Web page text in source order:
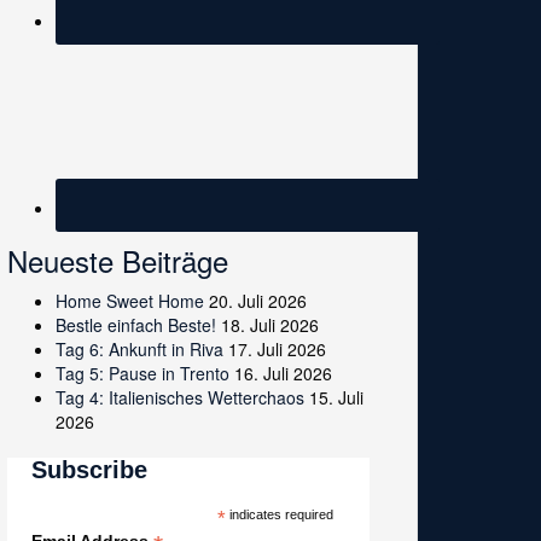
Neueste Beiträge
Home Sweet Home 20. Juli 2026
Bestle einfach Beste! 18. Juli 2026
Tag 6: Ankunft in Riva 17. Juli 2026
Tag 5: Pause in Trento 16. Juli 2026
Tag 4: Italienisches Wetterchaos 15. Juli
2026
Subscribe
*indicates required